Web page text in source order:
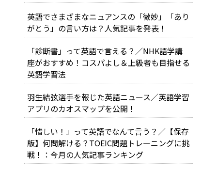
英語でさまざまなニュアンスの「微妙」「あり
がとう」の言い方は？人気記事を発表！
「診断書」って英語で言える？／NHK語学講
座がおすすめ！コスパよし＆上級者も目指せる
英語学習法
羽生結弦選手を報じた英語ニュース／英語学習
アプリのカオスマップを公開！
「惜しい！」って英語でなんて言う？／【保存
版】何問解ける？TOEIC問題トレーニングに挑
戦！：今月の人気記事ランキング